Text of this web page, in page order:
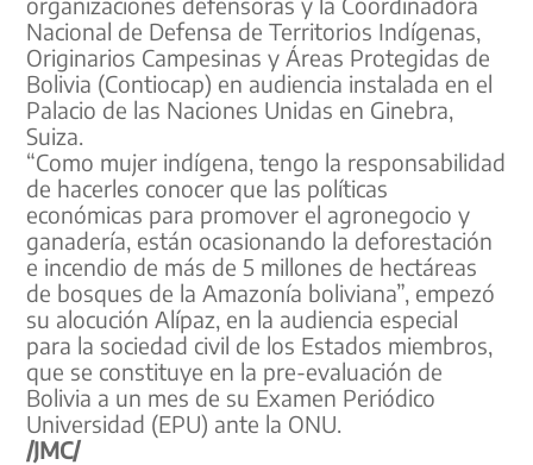
Nacional de Defensa de Territorios Indígenas,
Originarios Campesinas y Áreas Protegidas de
Bolivia (Contiocap) en audiencia instalada en el
Palacio de las Naciones Unidas en Ginebra,
Suiza.
“Como mujer indígena, tengo la responsabilidad
de hacerles conocer que las políticas
económicas para promover el agronegocio y
ganadería, están ocasionando la deforestación
e incendio de más de 5 millones de hectáreas
de bosques de la Amazonía boliviana”, empezó
su alocución Alípaz, en la audiencia especial
para la sociedad civil de los Estados miembros,
que se constituye en la pre-evaluación de
Bolivia a un mes de su Examen Periódico
Universidad (EPU) ante la ONU.
/JMC/